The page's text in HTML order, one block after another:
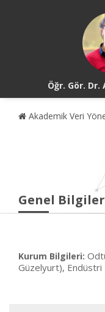
Öğr. Gör. Dr.
Akademik Veri
Genel Bilgiler
Kurum Bilgileri:
Güzelyurt), Endüstri